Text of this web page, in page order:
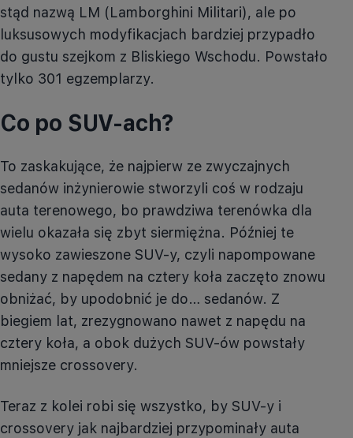
stąd nazwą LM (Lamborghini Militari), ale po
luksusowych modyfikacjach bardziej przypadło
do gustu szejkom z Bliskiego Wschodu. Powstało
tylko 301 egzemplarzy.
Co po SUV-ach?
To zaskakujące, że najpierw ze zwyczajnych
sedanów inżynierowie stworzyli coś w rodzaju
auta terenowego, bo prawdziwa terenówka dla
wielu okazała się zbyt siermiężna. Później te
wysoko zawieszone SUV-y, czyli napompowane
sedany z napędem na cztery koła zaczęto znowu
obniżać, by upodobnić je do… sedanów. Z
biegiem lat, zrezygnowano nawet z napędu na
cztery koła, a obok dużych SUV-ów powstały
mniejsze crossovery.
Teraz z kolei robi się wszystko, by SUV-y i
crossovery jak najbardziej przypominały auta